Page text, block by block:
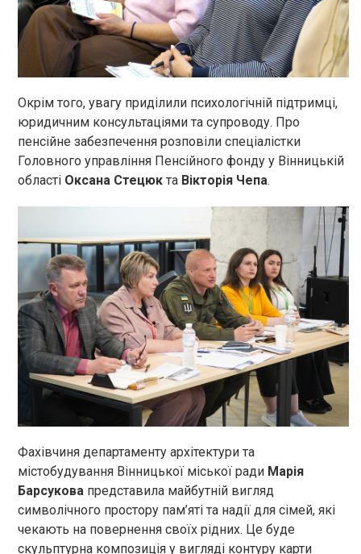
Окрім того, увагу приділили психологічній підтримці,
юридичним консультаціями та супроводу. Про
пенсійне забезпечення розповіли спеціалістки
Головного управління Пенсійного фонду у Вінницькій
області Оксана Стецюк та Вікторія Чепа.
Фахівчиня департаменту архітектури та
містобудування Вінницької міської ради Марія
Барсукова представила майбутній вигляд
символічного простору пам’яті та надії для сімей, які
чекають на повернення своїх рідних. Це буде
скульптурна композиція у вигляді контуру карти